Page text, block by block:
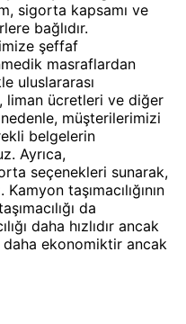
sigorta kapsamı ve
bağlıdır.
şeffaf
masraflardan
uluslararası
liman ücretleri ve diğer
müşterilerimizi
belgelerin
Ayrıca,
seçenekleri sunarak,
taşımacılığının
da
daha hızlıdır ancak
daha ekonomiktir ancak